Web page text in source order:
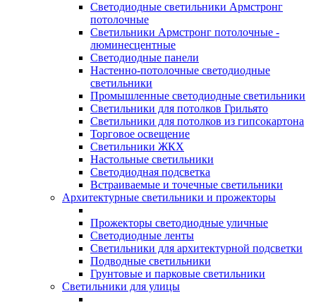
Светодиодные светильники Армстронг
потолочные
Светильники Армстронг потолочные -
люминесцентные
Светодиодные панели
Настенно-потолочные светодиодные
светильники
Промышленные светодиодные светильники
Светильники для потолков Грильято
Светильники для потолков из гипсокартона
Торговое освещение
Светильники ЖКХ
Настольные светильники
Светодиодная подсветка
Встраиваемые и точечные светильники
Архитектурные светильники и прожекторы
Прожекторы светодиодные уличные
Светодиодные ленты
Светильники для архитектурной подсветки
Подводные светильники
Грунтовые и парковые светильники
Светильники для улицы